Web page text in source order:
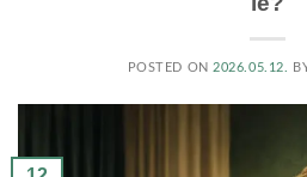
POSTED ON2026.05.12.